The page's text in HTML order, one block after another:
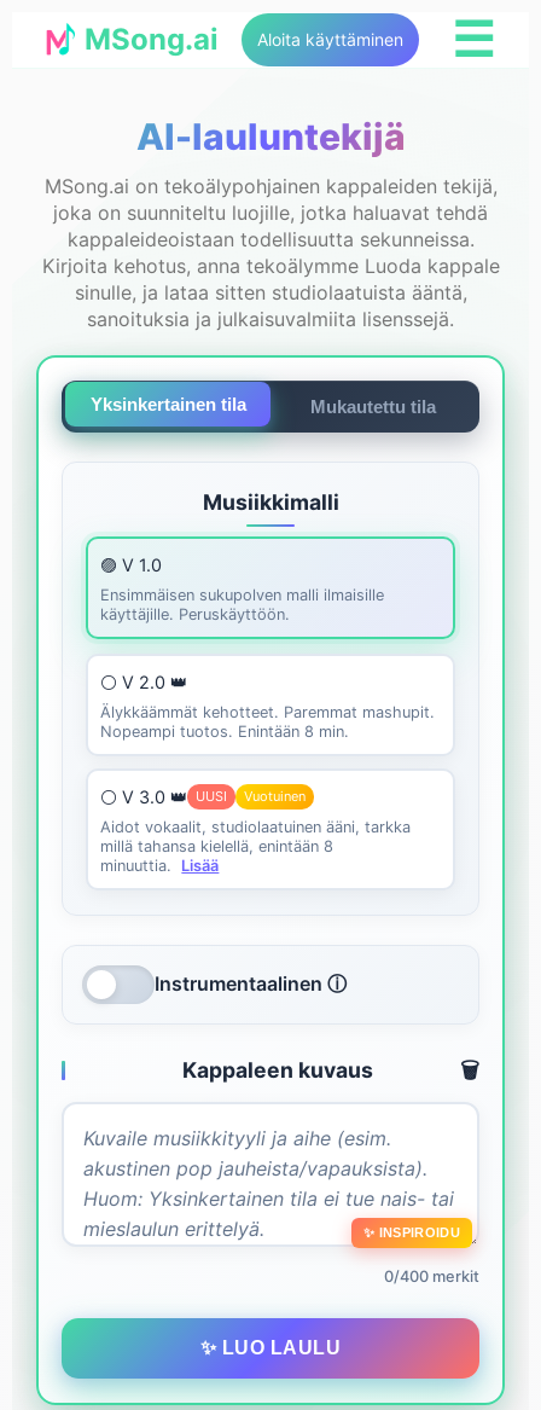
MSong.ai Aloita käyttäminen ☰
AI-lauluntekijä
MSong.ai on tekoälypohjainen kappaleiden tekijä,
joka on suunniteltu luojille, jotka haluavat tehdä
kappaleideoistaan todellisuutta sekunneissa.
Kirjoita kehotus, anna tekoälymme Luoda kappale
sinulle, ja lataa sitten studiolaatuista ääntä,
sanoituksia ja julkaisuvalmiita lisenssejä.
Yksinkertainen tila Mukautettu tila
Musiikkimalli
🟣 V 1.0
Ensimmäisen sukupolven malli ilmaisille
käyttäjille. Peruskäyttöön.
⚪ V 2.0 👑
Älykkäämmät kehotteet. Paremmat mashupit.
Nopeampi tuotos. Enintään 8 min.
⚪ V 3.0 👑 UUSI Vuotuinen
Aidot vokaalit, studiolaatuinen ääni, tarkka
millä tahansa kielellä, enintään 8
minuuttia.
Lisää
Instrumentaalinen ⓘ
Kappaleen kuvaus 🗑️
✨ INSPIROIDU
0/400 merkit
✨ LUO LAULU